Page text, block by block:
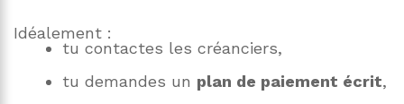
Idéalement :
tu contactes les créanciers,
tu demandes un plan de paiement écrit,